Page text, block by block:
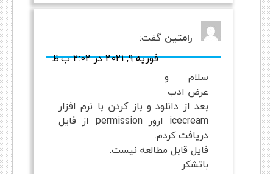
رامتین گفت:
فوریه 9, 2021 در 2:02 ب.ظ
سلام و
عرض ادب
بعد از دانلود و باز کردن با نرم افزار
icecream ارور permission از فایل
دریافت کردم.
فایل قابل مطالعه نیست.
باتشکر